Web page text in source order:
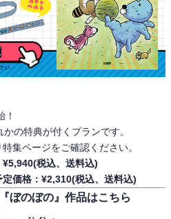
の特典が付くプランです。
集ページをご確認ください。
税込、送料込)
価格：¥2,310(税込、送料込)
ぼのぼの』作品はこちら